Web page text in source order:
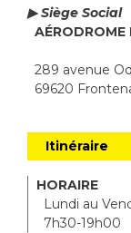
▶ Siège Social
AÉRODROME
289 avenue
69620
Itinéraire
HORAIRE
Lundi au
7h30-19h00